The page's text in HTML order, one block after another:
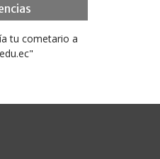
tu cometario a